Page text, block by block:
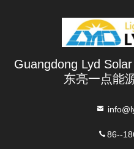
Guangdong Lyd
东亮一点能
86--